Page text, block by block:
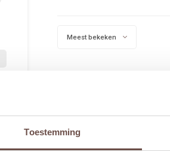
Toestemming
Meest bekeken